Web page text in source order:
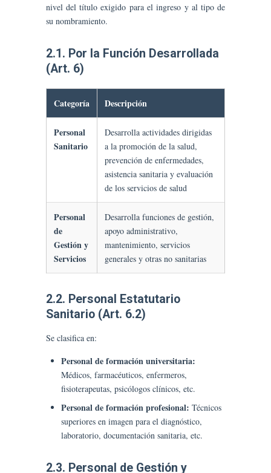
nivel del título exigido para el ingreso y al tipo de
su nombramiento.
2.1. Por la Función Desarrollada
(Art. 6)
Categoría Descripción
Personal
Sanitario
Desarrolla actividades dirigidas
a la promoción de la salud,
prevención de enfermedades,
asistencia sanitaria y evaluación
de los servicios de salud
Personal
de
Gestión y
Servicios
Desarrolla funciones de gestión,
apoyo administrativo,
mantenimiento, servicios
generales y otras no sanitarias
2.2. Personal Estatutario
Sanitario (Art. 6.2)
Se clasifica en:
Personal de formación universitaria:
Médicos, farmacéuticos, enfermeros,
fisioterapeutas, psicólogos clínicos, etc.
Personal de formación profesional: Técnicos
superiores en imagen para el diagnóstico,
laboratorio, documentación sanitaria, etc.
2.3. Personal de Gestión y